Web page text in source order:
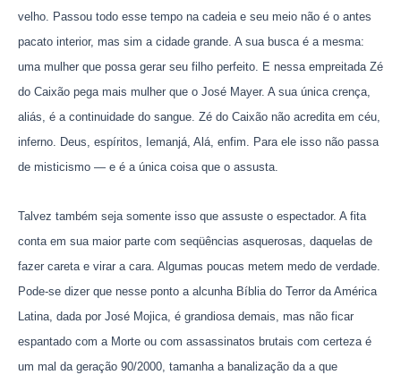
velho. Passou todo esse tempo na cadeia e seu meio não é o antes
pacato interior, mas sim a cidade grande. A sua busca é a mesma:
uma mulher que possa gerar seu filho perfeito. E nessa empreitada Zé
do Caixão pega mais mulher que o José Mayer. A sua única crença,
aliás, é a continuidade do sangue. Zé do Caixão não acredita em céu,
inferno. Deus, espíritos, Iemanjá, Alá, enfim. Para ele isso não passa
de misticismo — e é a única coisa que o assusta.
Talvez também seja somente isso que assuste o espectador. A fita
conta em sua maior parte com seqüências asquerosas, daquelas de
fazer careta e virar a cara. Algumas poucas metem medo de verdade.
Pode-se dizer que nesse ponto a alcunha Bíblia do Terror da América
Latina, dada por José Mojica, é grandiosa demais, mas não ficar
espantado com a Morte ou com assassinatos brutais com certeza é
um mal da geração 90/2000, tamanha a banalização da a que